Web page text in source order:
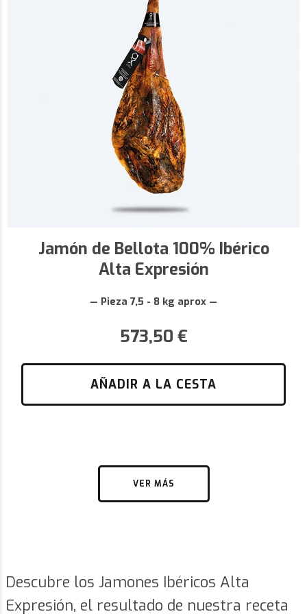
Jamón de Bellota 100% Ibérico
Alta Expresión
— Pieza 7,5 - 8 kg aprox —
573,50 €
AÑADIR A LA CESTA
VER MÁS
Descubre los Jamones Ibéricos Alta
Expresión, el resultado de nuestra receta